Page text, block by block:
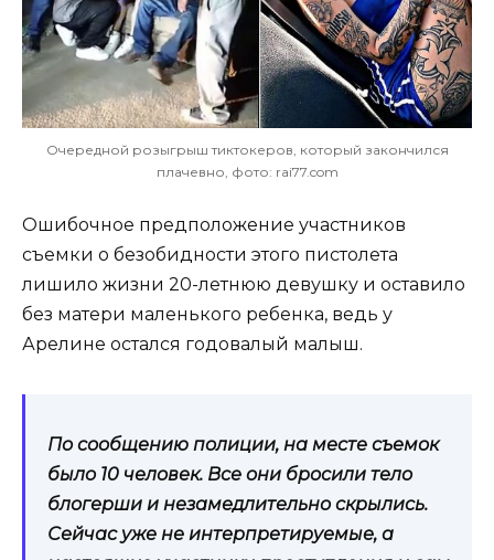
Очередной розыгрыш тиктокеров, который закончился
плачевно, фото: rai77.com
Ошибочное предположение участников
съемки о безобидности этого пистолета
лишило жизни 20-летнюю девушку и оставило
без матери маленького ребенка, ведь у
Арелине остался годовалый малыш.
По сообщению полиции, на месте съемок
было 10 человек. Все они бросили тело
блогерши и незамедлительно скрылись.
Сейчас уже не интерпретируемые, а